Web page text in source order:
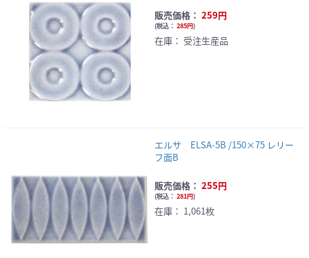
販売価格： 259円
(税込： 285円)
在庫： 受注生産品
エルサ ELSA-5B /150×75 レリー
フ面B
販売価格： 255円
(税込： 281円)
在庫： 1,061枚